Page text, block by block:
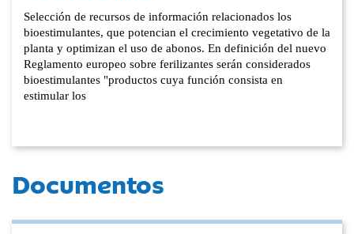
Selección de recursos de información relacionados los
bioestimulantes, que potencian el crecimiento vegetativo de la
planta y optimizan el uso de abonos. En definición del nuevo
Reglamento europeo sobre ferilizantes serán considerados
bioestimulantes "productos cuya función consista en
estimular los
Documentos